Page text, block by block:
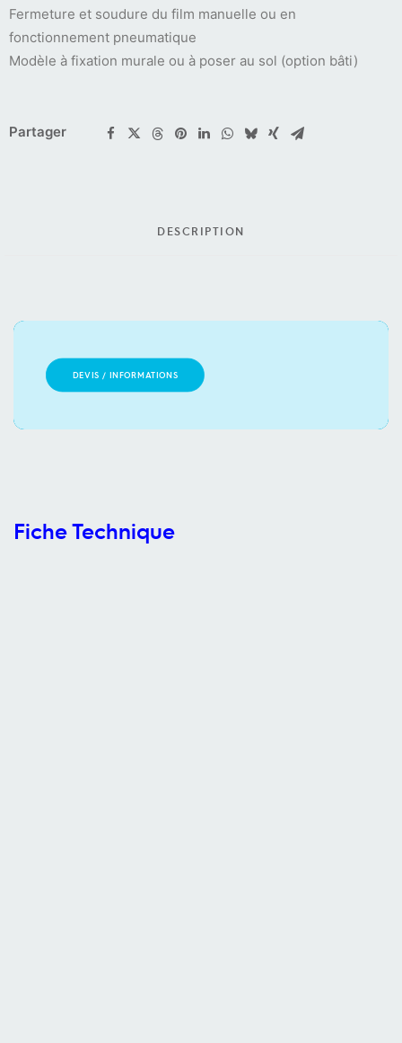
Fermeture et soudure du film manuelle ou en
fonctionnement pneumatique
Modèle à fixation murale ou à poser au sol (option bâti)
Partager
DESCRIPTION
DEVIS / INFORMATIONS
Fiche Technique